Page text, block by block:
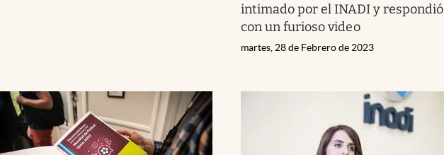
intimado por el INADI y respondió
con un furioso video
martes, 28 de Febrero de 2023